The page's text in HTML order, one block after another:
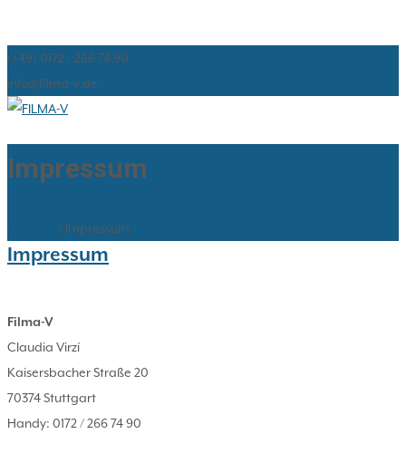
(+49) 0172 / 266 74 90
info@filma-v.de
Impressum
> Impressum
Impressum
Filma-V
Claudia Virzí
Kaisersbacher Straße 20
70374 Stuttgart
Handy: 0172 / 266 74 90